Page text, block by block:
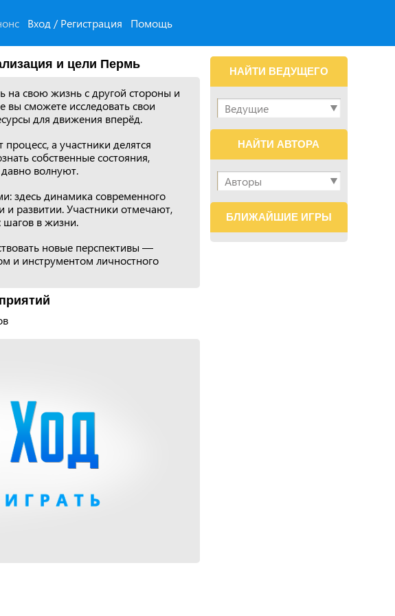
Вход / Регистрация Помощь
и цели Пермь
на свою жизнь с другой стороны и
сможете исследовать свои
для движения вперёд.
а участники делятся
собственные состояния,
волнуют.
здесь динамика современного
и развитии. Участники отмечают,
шагов в жизни.
новые перспективы —
и инструментом личностного
НАЙТИ ВЕДУЩЕГО
НАЙТИ АВТОРА
БЛИЖАЙШИЕ ИГРЫ